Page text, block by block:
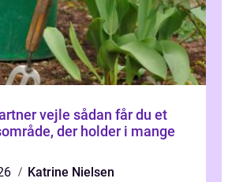
sådan får du et
der holder i mange
Katrine Nielsen